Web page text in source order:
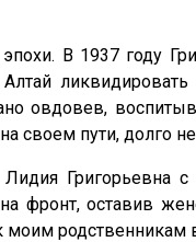
В 1937 году
овдовев,
своем пути, долго
Григорьевна
фронт, оставив
родственникам